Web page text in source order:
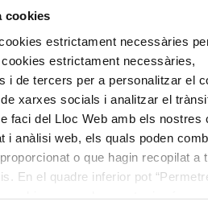
cookies
estrictament necessàries
estrictament necessàries,
i de tercers per a personalitzar el
xarxes socials i analitzar el
faci del Lloc Web amb els nostres
i anàlisi web, els quals poden
o que hagin recopilat a
En el quadre inferior pot
de Sant Pau